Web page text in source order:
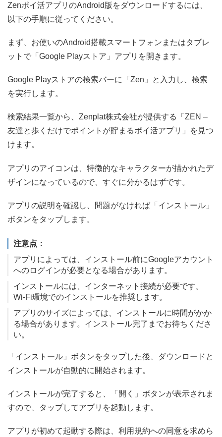
Zenポイ活アプリのAndroid版をダウンロードするには、
以下の手順に従ってください。
まず、お使いのAndroid搭載スマートフォンまたはタブレ
ットで「Google Playストア」アプリを開きます。
Google Playストアの検索バーに「Zen」と入力し、検索
を実行します。
検索結果一覧から、Zenplat株式会社が提供する「ZEN –
友達と歩くだけでポイントが貯まるポイ活アプリ」を見つ
けます。
アプリのアイコンは、特徴的なキャラクターが描かれたデ
ザインになっているので、すぐに分かるはずです。
アプリの説明を確認し、問題がなければ「インストール」
ボタンをタップします。
注意点：
アプリによっては、インストール前にGoogleアカウント
へのログインが必要となる場合があります。
インストールには、インターネット接続が必要です。
Wi-Fi環境でのインストールを推奨します。
アプリのサイズによっては、インストールに時間がかか
る場合があります。インストール完了までお待ちくださ
い。
「インストール」ボタンをタップした後、ダウンロードと
インストールが自動的に開始されます。
インストールが完了すると、「開く」ボタンが表示されま
すので、タップしてアプリを起動します。
アプリが初めて起動する際は、利用規約への同意を求めら